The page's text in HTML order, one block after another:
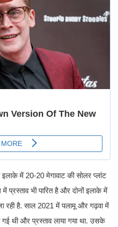
में 20-20 मेगावाट की सोलर प्लांट
प्रस्ताव भी पारित है और दोनों इलाके में
रही है. साल 2021 में पलामू और गढ़वा में
थी और प्रस्ताव लाया गया था. उसके